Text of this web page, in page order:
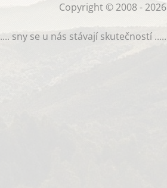
Copyright © 2008 - 2026
.... sny se u nás stávají skutečností .....